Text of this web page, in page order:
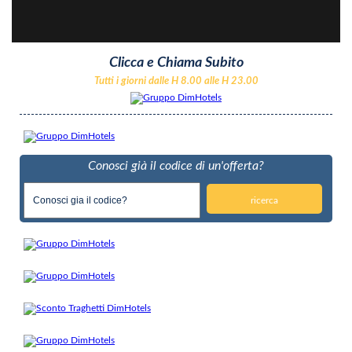
Clicca e Chiama Subito
Tutti i giorni dalle H 8.00 alle H 23.00
Conosci già il codice di un'offerta?
ricerca